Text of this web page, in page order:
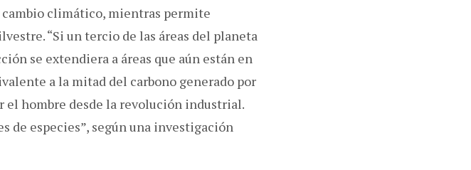
cambio climático, mientras permite
“Si un tercio de las áreas del planeta
se extendiera a áreas que aún están en
a la mitad del carbono generado por
el hombre desde la revolución industrial.
de especies”, según una investigación